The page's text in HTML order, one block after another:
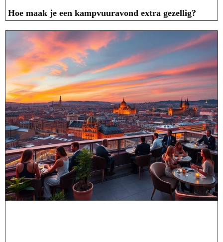
Hoe maak je een kampvuuravond extra gezellig?